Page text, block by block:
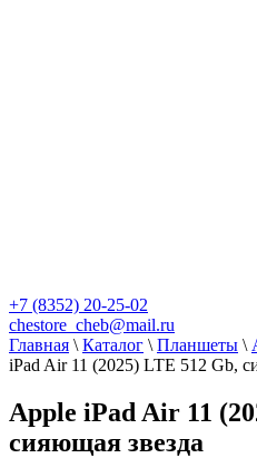
+7 (8352) 20-25-02
chestore_cheb@mail.ru
Главная \ Каталог \ Планшеты \
iPad Air 11 (2025) LTE 512 Gb,
Apple iPad Air 11
сияющая звезда